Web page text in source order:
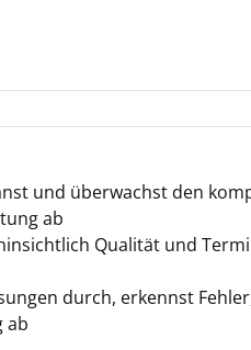
und überwachst den
ab
Qualität und
durch, erkennst
ab